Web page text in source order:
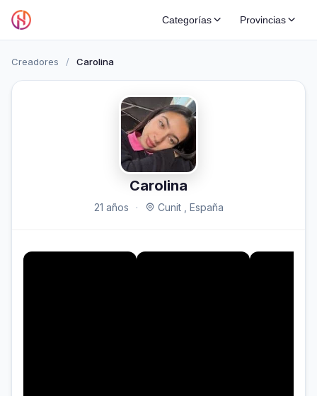
Categorías Provincias
Creadores / Carolina
Carolina
21 años · Cunit , España